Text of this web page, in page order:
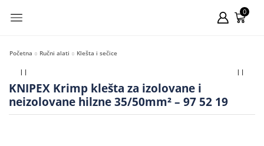
0
Početna Ručni alati Klešta i sečice
KNIPEX Krimp klešta za izolovane i
neizolovane hilzne 35/50mm² – 97 52 19